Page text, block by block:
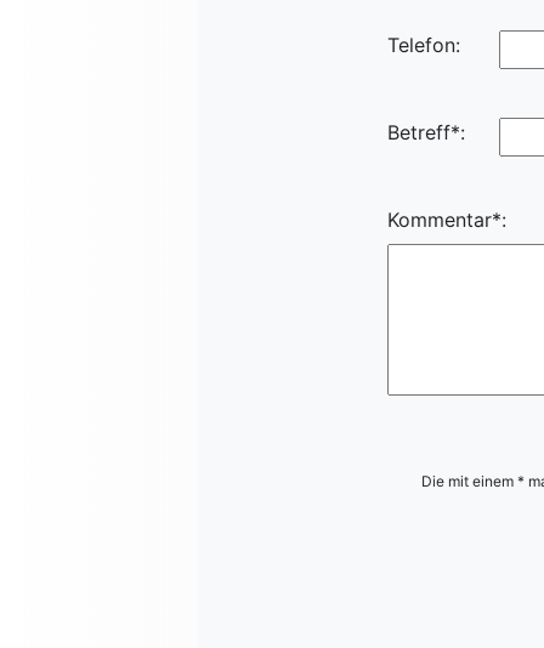
Telefon:
Betreff*:
Kommentar*:
Die mit einem *